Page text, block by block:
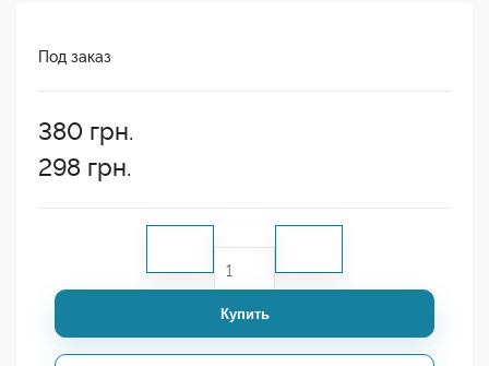
Под заказ
380 грн.
298 грн.
Купить